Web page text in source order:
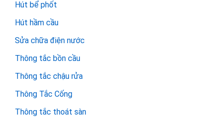
Hút bể phốt
Hút hầm cầu
Sửa chữa điện nước
Thông tắc bồn cầu
Thông tắc chậu rửa
Thông Tắc Cống
Thông tắc thoát sàn